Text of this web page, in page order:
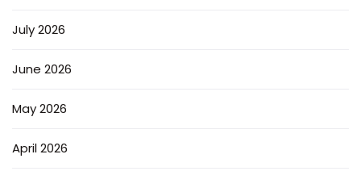
July 2026
June 2026
May 2026
April 2026